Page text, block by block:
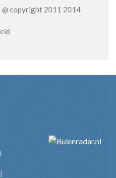
copyright 2011 2014